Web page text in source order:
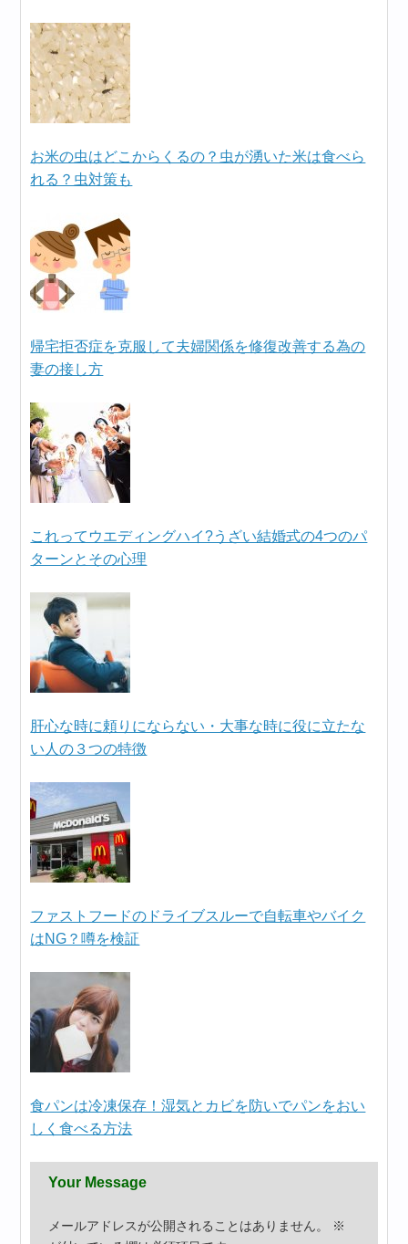
お米の虫はどこからくるの？虫が湧いた米は食べら
れる？虫対策も
帰宅拒否症を克服して夫婦関係を修復改善する為の
妻の接し方
これってウエディングハイ?うざい結婚式の4つのパ
ターンとその心理
肝心な時に頼りにならない・大事な時に役に立たな
い人の３つの特徴
ファストフードのドライブスルーで自転車やバイク
はNG？噂を検証
食パンは冷凍保存！湿気とカビを防いでパンをおい
しく食べる方法
Your Message
メールアドレスが公開されることはありません。
※